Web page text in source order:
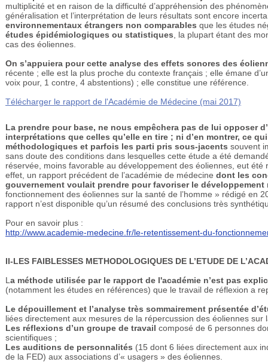
multiplicité et en raison de la difficulté d’appréhension des
généralisation et l’interprétation de leurs résultats sont encore
environnementaux étrangers non comparables que les études
études épidémiologiques ou statistiques , la plupart étant des
cas des éoliennes.
On s’appuiera pour cette analyse des effets sonores des
récente ; elle est la plus proche du contexte français ; elle émane
voix pour, 1 contre, 4 abstentions) ; elle constitue une référence.
Télécharger le rapport de l'Académie de Médecine (mai 2017)
La prendre pour base, ne nous empêchera pas de lui opposer
interprétations que celles qu’elle en tire ; ni d’en montrer, ce
méthodologiques et parfois les parti pris sous-jacents souvent
sans doute des conditions dans lesquelles cette étude a été
réservée, moins favorable au développement des éoliennes, eut
effet, un rapport précédent de l’académie de médecine dont les
gouvernement voulait prendre pour favoriser le développement
fonctionnement des éoliennes sur la santé de l’homme » rédigé en
rapport n’est disponible qu’un résumé des conclusions très
Pour en savoir plus :
http://www.academie-medecine.fr/le-retentissement-du-
II-LES FAIBLESSES METHODOLOGIQUES DE L’ETUDE DE
L a méthode utilisée par le rapport de l'académie n’est pas
(notamment les études en références) que le travail de réflexion a
Le dépouillement et l’analyse très sommairement présentée
liées directement aux mesures de la répercussion des éoliennes sur
Les réflexions d’un groupe de travail composé de 6 personnes
scientifiques ;
Les auditions de personnalités (15 dont 6 liées directement aux
de la FED) aux associations d’« usagers » des éoliennes.